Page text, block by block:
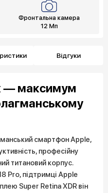
Фронтальна камера
12 Мп
Відгуки
— максимум
смартфон Apple,
професійну
титановий корпус.
Pro, підтримці Apple
Super Retina XDR він